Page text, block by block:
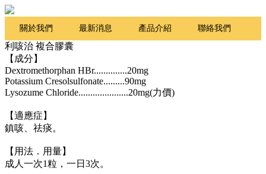
關於我們 最新消息 產品介紹 聯絡我們
Q&A
利咳治 複合膠囊
【成分】
Dextromethorphan HBr..............20mg
Potassium Cresolsulfonate.........90mg
Lysozume Chloride.....................20mg(力價)
【適應症】
鎮咳、祛痰。
【用法．用量】
成人一次1粒，一日3次。